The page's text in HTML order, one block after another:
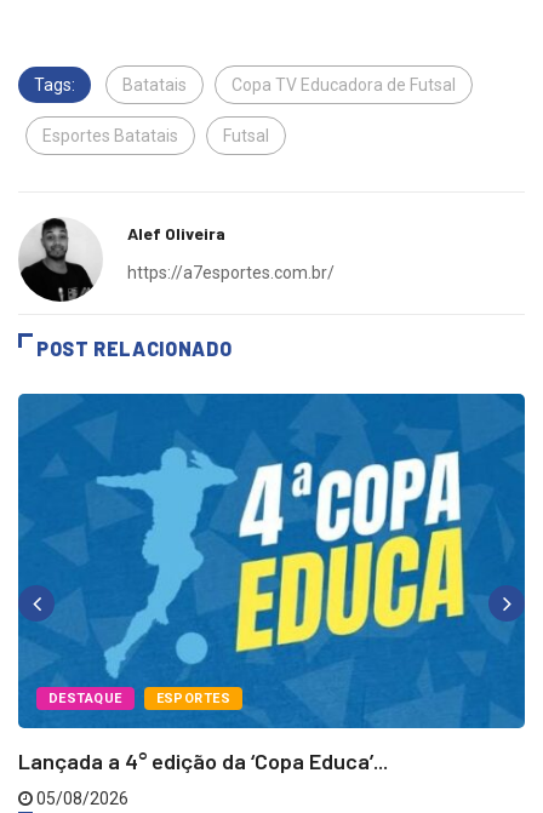
Tags: Batatais Copa TV Educadora de Futsal
Esportes Batatais Futsal
Alef Oliveira
https://a7esportes.com.br/
POST RELACIONADO
DESTAQUE ESPORTES
Lançada a 4° edição da ‘Copa Educa’...
05/08/2026